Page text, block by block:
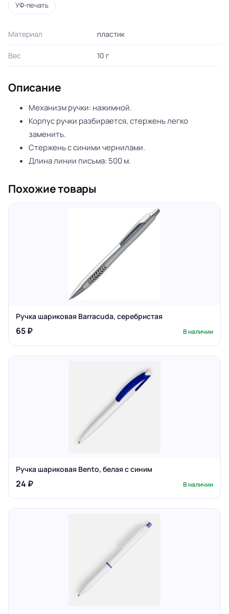
УФ-печать
Материал пластик
Вес 10 г
Описание
Механизм ручки: нажимной.
Корпус ручки разбирается, стержень легко
заменить.
Стержень с синими чернилами.
Длина линии письма: 500 м.
Похожие товары
Ручка шариковая Barracuda, серебристая
65 ₽ В наличии
Ручка шариковая Bento, белая с синим
24 ₽ В наличии